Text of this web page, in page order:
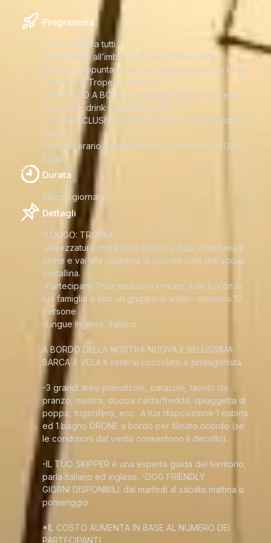
Programma
-Tour adatto a tutti
-Presentarsi all’imbarco 15 minuti prima della
partenza Appuntamento per l’imbarco presso Porto
Turistico di Tropea, pontile n.1
-APERITIVO A BORDO: sfiziosità locali, rosticceria,
prosecco, drink analcolici, frutta.
-TOUR ESCLUSIVO tutto incluso fino a 12 persone a
bordo
–Scegli l’orario di partenza che preferisci: 09:00 e
14:00.
Durata
Mezza giornata
Dettagli
-LUOGO: TROPEA
-Attrezzatura che trovi a bordo: 2 Sup, maschera e
pinne e vai alla scoperta di piccole baie dall’acqua
cristallina.
-Partecipanti Tour esclusivo privato; solo tu con la
tua famiglia o con un gruppo di amici – massimo 12
persone
-Lingue Inglese, Italiano
A BORDO DELLA NOSTRA NUOVA E BELLISSIMA
BARCA A VELA ti sentirai coccolato e protagonista.
-3 grandi aree prendisole, parasole, tavolo da
pranzo, musica, doccia calda/fredda, spiaggetta di
poppa, frigorifero, ecc.. A tua disposizione 1 cabina
ed 1 bagno DRONE a bordo per filmato ricordo (se
le condizioni del vento consentono il decollo).
-IL TUO SKIPPER è una esperta guida del territorio;
parla italiano ed inglese. -DOG FRIENDLY
GIORNI DISPONIBILI: dal martedì al sabato mattina o
pomeriggio
*IL COSTO AUMENTA IN BASE AL NUMERO DEI
PARTECIPANTI